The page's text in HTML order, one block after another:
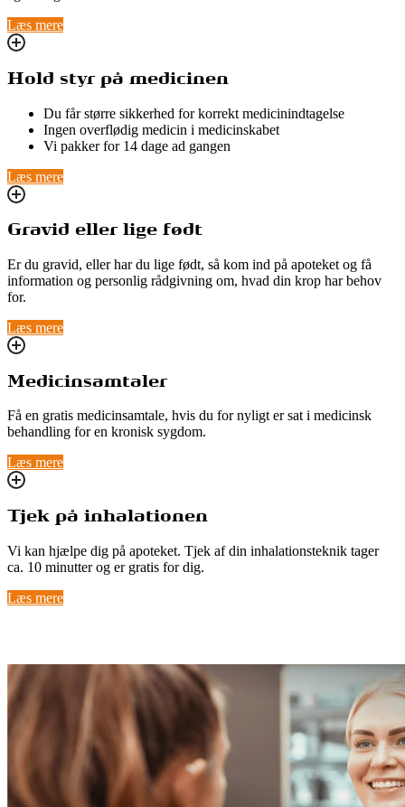
Læs mere
Hold styr på medicinen
Du får større sikkerhed for korrekt medicinindtagelse
Ingen overflødig medicin i medicinskabet
Vi pakker for 14 dage ad gangen
Læs mere
Gravid eller lige født
Er du gravid, eller har du lige født, så kom ind på apoteket og få
information og personlig rådgivning om, hvad din krop har behov
for.
Læs mere
Medicinsamtaler
Få en gratis medicinsamtale, hvis du for nyligt er sat i medicinsk
behandling for en kronisk sygdom.
Læs mere
Tjek på inhalationen
Vi kan hjælpe dig på apoteket. Tjek af din inhalationsteknik tager
ca. 10 minutter og er gratis for dig.
Læs mere